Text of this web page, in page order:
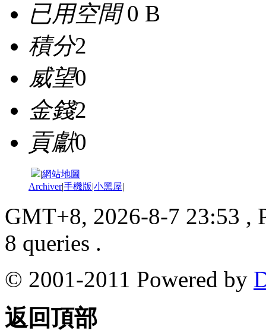
已用空間0 B
積分2
威望0
金錢2
貢獻0
|網站地圖
Archiver|手機版|小黑屋|
GMT+8, 2026-8-7 23:53 ,
8 queries .
© 2001-2011 Powered by
返回頂部